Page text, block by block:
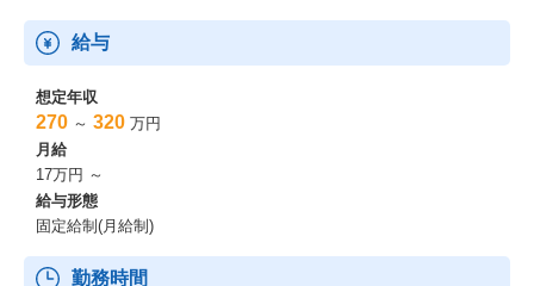
給与
想定年収
270 ～ 320 万円
月給
17万円 ～
給与形態
固定給制(月給制)
勤務時間